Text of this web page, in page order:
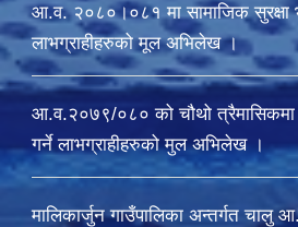
आ.व. २०८०।०८१ मा सामाजिक सुरक्षा
लाभग्राहीहरुको मूल अभिलेख ।
आ.व.२०७९/०८० को चौथो त्रैमासिकमा
गर्ने लाभग्राहीहरुको मुल अभिलेख ।
मालिकार्जुन गाउँपालिका अन्तर्गत